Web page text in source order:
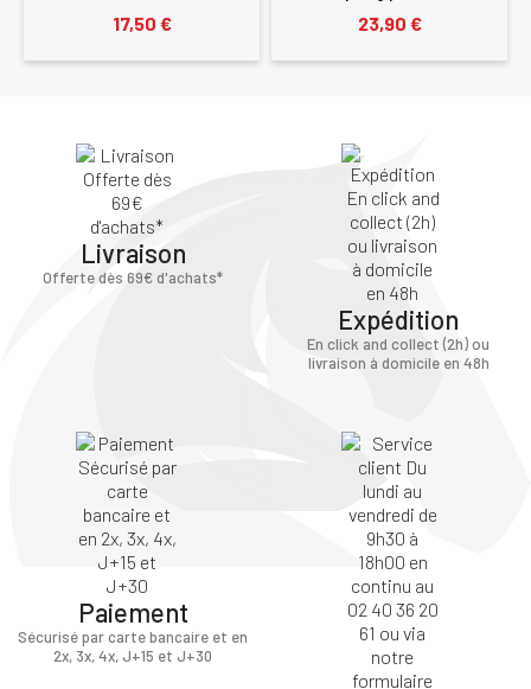
17,50 € 23,90 €
Livraison
Offerte dès 69€ d'achats*
Expédition
En click and collect (2h) ou
livraison à domicile en 48h
Paiement
Sécurisé par carte bancaire et en
2x, 3x, 4x, J+15 et J+30